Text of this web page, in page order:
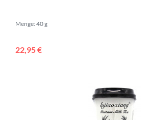
Menge: 40 g
22,95 €